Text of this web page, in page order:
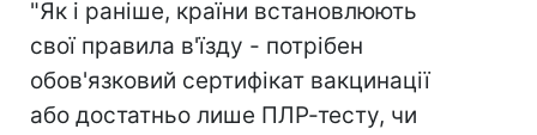
"Як і раніше, країни встановлюють
свої правила в'їзду - потрібен
обов'язковий сертифікат вакцинації
або достатньо лише ПЛР-тесту, чи